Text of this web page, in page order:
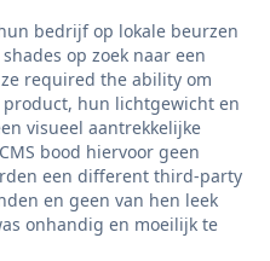
bedrijf op lokale beurzen
op zoek naar een
required the ability om
hun lichtgewicht en
visueel aantrekkelijke
bood hiervoor geen
een different third-party
en geen van hen leek
onhandig en moeilijk te